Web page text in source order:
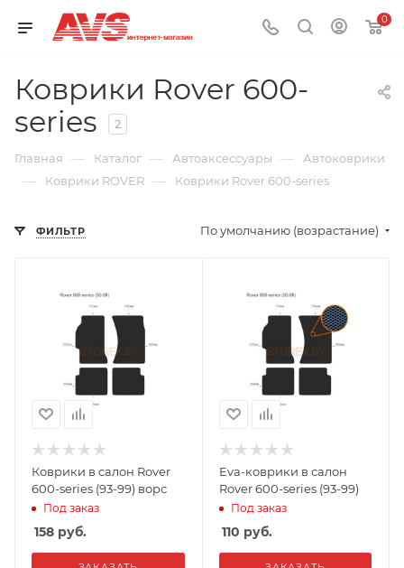
0
Коврики Rover 600-
series
2
Главная — Каталог — Автоаксессуары — Автоковрики
— Коврики ROVER — Коврики Rover 600-series
ФИЛЬТР По умолчанию (возрастание)
Коврики в салон Rover
600-series (93-99) ворс
Под заказ
158 руб.
Eva-коврики в салон
Rover 600-series (93-99)
Под заказ
110 руб.